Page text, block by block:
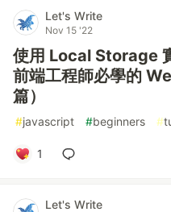
Let's Write
Nov 15 '22
使用 Local Storage
前端工程師必學的
篇）
#javascript #beginners #
1
Let's Write